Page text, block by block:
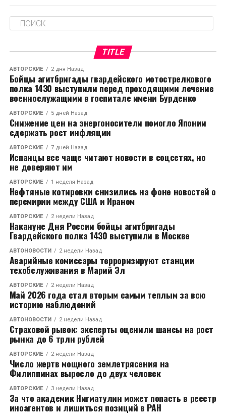
образования Коврова, в настоящее время
подготовлен проект нового постановления, в
соответствии с которым будет создана Комиссия по
оценке последствий реорганизации
образовательных организаций. При этом Сергей
Павлюк заверил, что никаких ухудшений
осуществления образовательной деятельности или
условий, в которых в них содержатся дети, ожидать
не стоит.
RELATED TOPICS:
CЛЕДУЮЩЕЕ
Вице-губернатор Колков выступил с оркестром
Маркина
НЕ ПРОПУСТИТЕ
В Коврове обсудили строительство нового торгового
объекта
TITLE
АВТОРСКИЕ 2 дня Назад
Бойцы агитбригады гвардейского мотострелкового
полка 1430 выступили перед проходящими лечение
военнослужащими в госпитале имени Бурденко
АВТОРСКИЕ 5 дней Назад
Снижение цен на энергоносители помогло Японии
сдержать рост инфляции
АВТОРСКИЕ 7 дней Назад
Испанцы все чаще читают новости в соцсетях, но
не доверяют им
АВТОРСКИЕ 1 неделя Назад
Нефтяные котировки снизились на фоне новостей о
перемирии между США и Ираном
АВТОРСКИЕ 2 недели Назад
Накануне Дня России бойцы агитбригады
Гвардейского полка 1430 выступили в Москве
АВТОНОВОСТИ 2 недели Назад
Аварийные комиссары терроризируют станции
техобслуживания в Марий Эл
АВТОРСКИЕ 2 недели Назад
Май 2026 года стал вторым самым теплым за всю
историю наблюдений
АВТОНОВОСТИ 2 недели Назад
Страховой рывок: эксперты оценили шансы на рост
рынка до 6 трлн рублей
АВТОРСКИЕ 2 недели Назад
Число жертв мощного землетрясения на
Филиппинах выросло до двух человек
АВТОРСКИЕ 3 недели Назад
За что академик Нигматулин может попасть в реестр
иноагентов и лишиться позиций в РАН